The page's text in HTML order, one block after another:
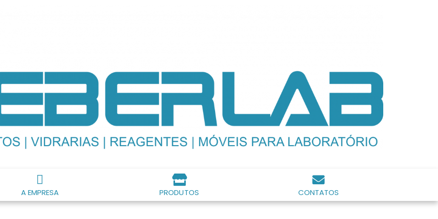
A EMPRESA PRODUTOS CONTATOS